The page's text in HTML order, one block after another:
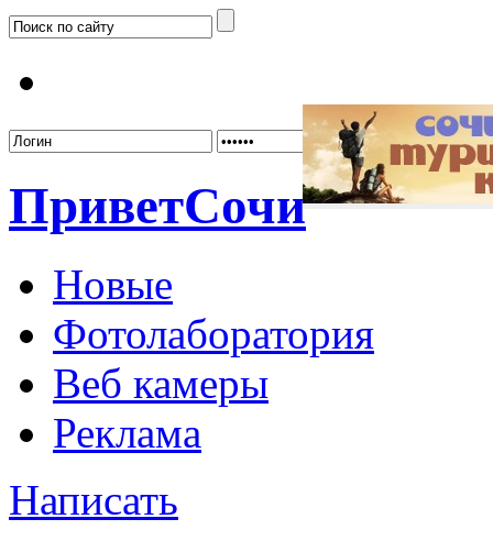
ПриветСочи
Новые
Фотолаборатория
Веб камеры
Реклама
Написать